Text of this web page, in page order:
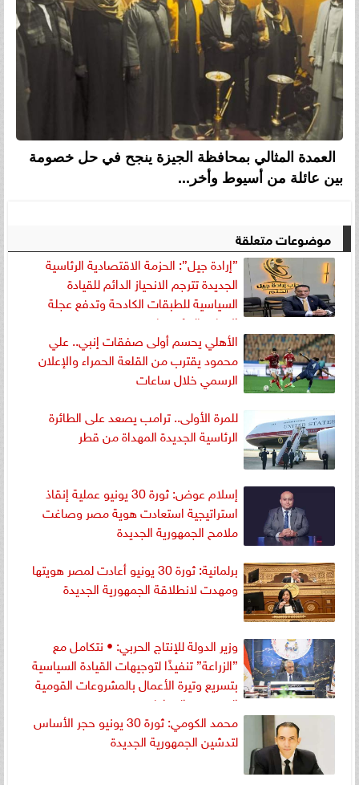
العمدة المثالي بمحافظة الجيزة ينجح في حل خصومة
بين عائلة من أسيوط وأخر...
موضوعات متعلقة
”إرادة جيل”: الحزمة الاقتصادية الرئاسية
الجديدة تترجم الانحياز الدائم للقيادة
السياسية للطبقات الكادحة وتدفع عجلة
الإنتاج بالمؤسسات
الأهلي يحسم أولى صفقات إنبي.. علي
محمود يقترب من القلعة الحمراء والإعلان
الرسمي خلال ساعات
للمرة الأولى.. ترامب يصعد على الطائرة
الرئاسية الجديدة المهداة من قطر
إسلام عوض: ثورة 30 يونيو عملية إنقاذ
استراتيجية استعادت هوية مصر وصاغت
ملامح الجمهورية الجديدة
برلمانية: ثورة 30 يونيو أعادت لمصر هويتها
ومهدت لانطلاقة الجمهورية الجديدة
وزير الدولة للإنتاج الحربي: • نتكامل مع
”الزراعة” تنفيذًا لتوجيهات القيادة السياسية
بتسريع وتيرة الأعمال بالمشروعات القومية
التي تخدم المواطن
محمد الكومي: ثورة 30 يونيو حجر الأساس
لتدشين الجمهورية الجديدة